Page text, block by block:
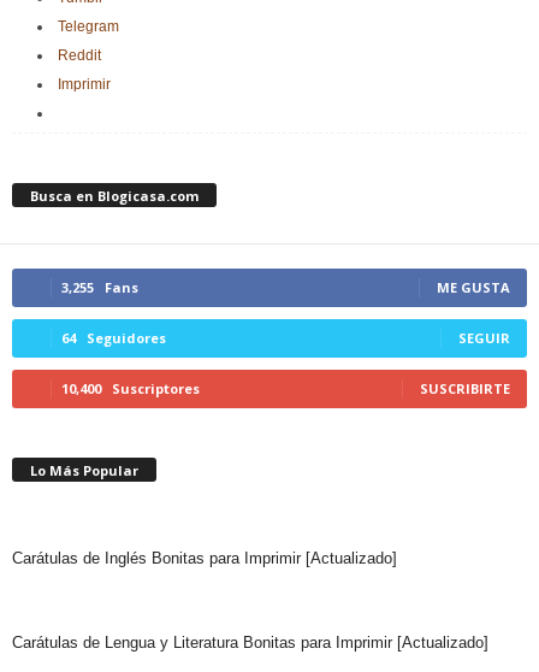
Telegram
Reddit
Imprimir
Busca en Blogicasa.com
3,255 Fans ME GUSTA
64 Seguidores SEGUIR
10,400 Suscriptores SUSCRIBIRTE
Lo Más Popular
Carátulas de Inglés Bonitas para Imprimir [Actualizado]
Carátulas de Lengua y Literatura Bonitas para Imprimir [Actualizado]